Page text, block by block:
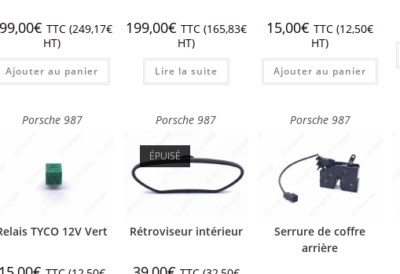
€ TTC (249,17€
HT)
Ajouter au panier
199,00€ TTC (165,83€
HT)
Lire la suite
15,00€ TTC (12,50€
HT)
Ajouter au panier
Porsche 987
TYCO 12V Vert
Porsche 987
ÉPUISÉ
Rétroviseur intérieur
Porsche 987
Serrure de coffre
arrière